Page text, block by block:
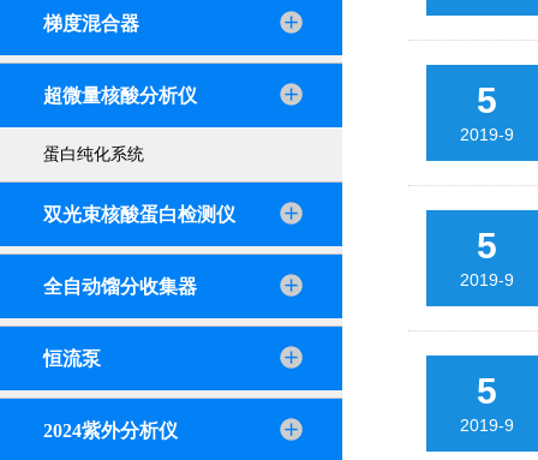
梯度混合器
超微量核酸分析仪
蛋白纯化系统
双光束核酸蛋白检测仪
全自动馏分收集器
恒流泵
2024紫外分析仪
5
2019-9
5
2019-9
5
2019-9